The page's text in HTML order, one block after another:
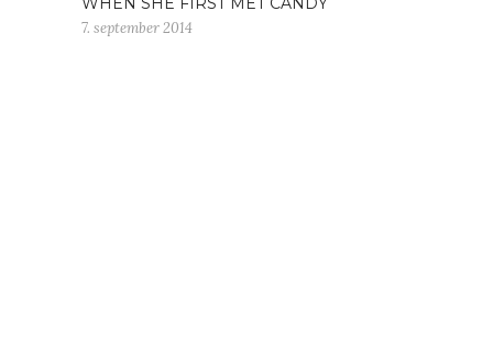
7. september 2014